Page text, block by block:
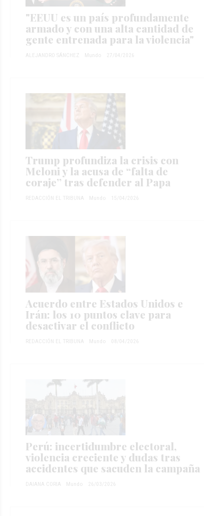
"EEUU es un país profundamente
armado y con una alta cantidad de
gente entrenada para la violencia"
ALEJANDRO SÁNCHEZ Mundo 27/04/2026
Trump profundiza la crisis con
Meloni y la acusa de “falta de
coraje” tras defender al Papa
REDACCIÓN EL TRIBUNA Mundo 15/04/2026
Acuerdo entre Estados Unidos e
Irán: los 10 puntos clave para
desactivar el conflicto
REDACCIÓN EL TRIBUNA Mundo 08/04/2026
Perú: incertidumbre electoral,
violencia creciente y dudas tras
accidentes que sacuden la campaña
DAIANA CORIA Mundo 26/03/2026